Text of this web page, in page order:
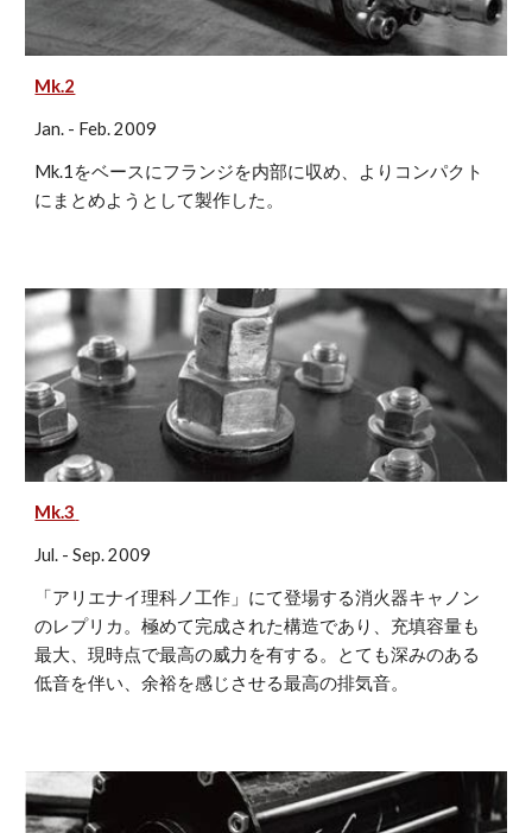
Mk.2
Jan. - Feb. 2009
Mk.1をベースにフランジを内部に収め、よりコンパクト
にまとめようとして製作した。
Mk.3
Jul. - Sep. 2009
「アリエナイ理科ノ工作」にて登場する消火器キャノン
のレプリカ。極めて完成された構造であり、充填容量も
最大、現時点で最高の威力を有する。とても深みのある
低音を伴い、余裕を感じさせる最高の排気音。